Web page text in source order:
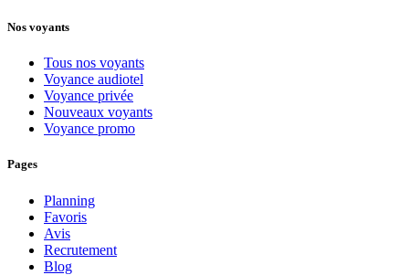
Nos voyants
Tous nos voyants
Voyance audiotel
Voyance privée
Nouveaux voyants
Voyance promo
Pages
Planning
Favoris
Avis
Recrutement
Blog